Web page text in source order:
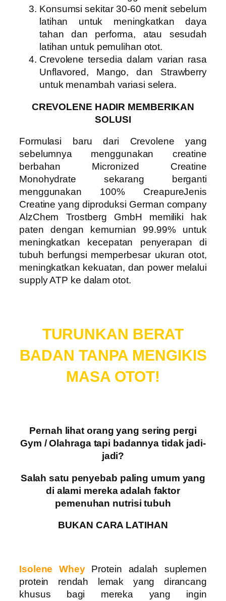
Konsumsi sekitar 30-60 menit sebelum
latihan untuk meningkatkan daya
tahan dan performa, atau sesudah
latihan untuk pemulihan otot.
Crevolene tersedia dalam varian rasa
Unflavored, Mango, dan Strawberry
untuk menambah variasi selera.
CREVOLENE HADIR MEMBERIKAN
SOLUSI
Formulasi baru dari Crevolene yang
sebelumnya menggunakan creatine
berbahan Micronized Creatine
Monohydrate sekarang berganti
menggunakan 100% CreapureJenis
Creatine yang diproduksi German company
AlzChem Trostberg GmbH memiliki hak
paten dengan kemurnian 99.99% untuk
meningkatkan kecepatan penyerapan di
tubuh berfungsi memperbesar ukuran otot,
meningkatkan kekuatan, dan power melalui
supply ATP ke dalam otot.
TURUNKAN BERAT
BADAN TANPA MENGIKIS
MASA OTOT!
Pernah lihat orang yang sering pergi
Gym / Olahraga tapi badannya tidak jadi-
jadi?
Salah satu penyebab paling umum yang
di alami mereka adalah faktor
pemenuhan nutrisi tubuh
BUKAN CARA LATIHAN
Isolene WheyProtein adalah suplemen
protein rendah lemak yang dirancang
khusus bagi mereka yang ingin